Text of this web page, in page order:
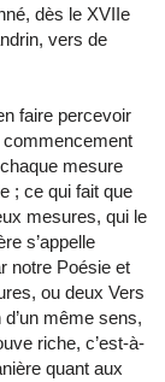
dès le XVIIe
vers de
faire percevoir
commencement
mesure
; ce qui fait que
mesures, qui le
s’appelle
notre Poésie et
ou deux Vers
même sens,
riche, c’est-à-
quant aux